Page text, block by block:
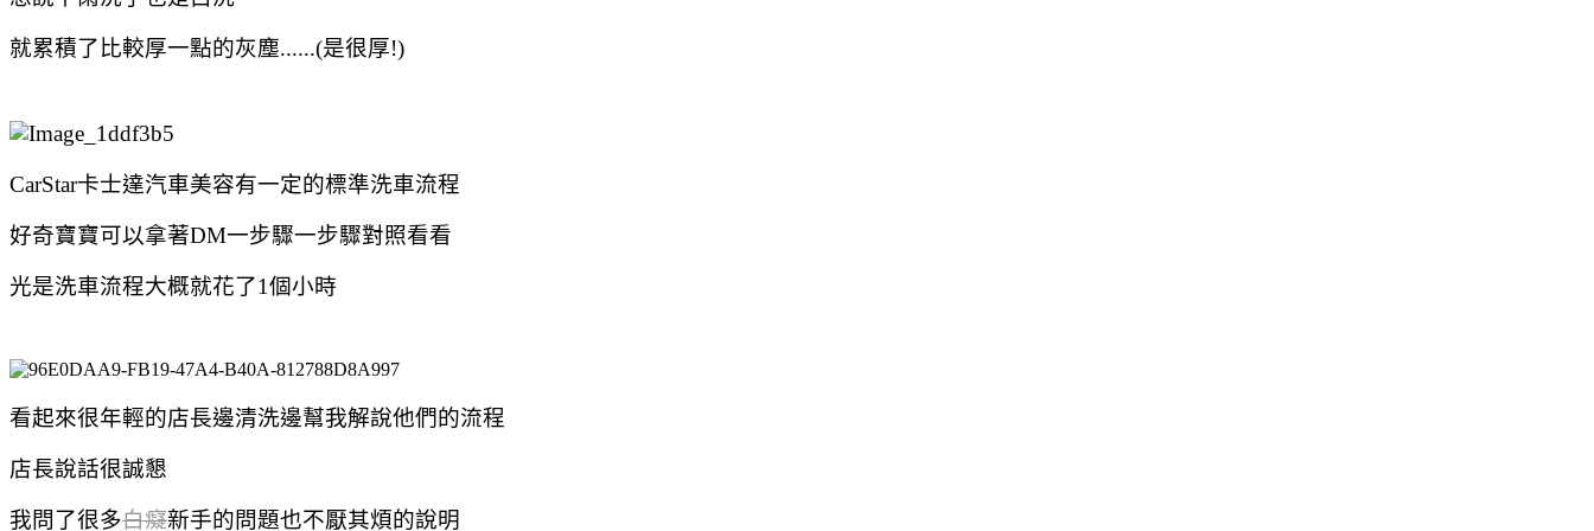
就累積了比較厚一點的灰塵......(是很厚!)
CarStar卡士達汽車美容有一定的標準洗車流程
好奇寶寶可以拿著DM一步驟一步驟對照看看
光是洗車流程大概就花了1個小時
看起來很年輕的店長邊清洗邊幫我解說他們的流程
店長說話很誠懇
我問了很多白癡新手的問題也不厭其煩的說明